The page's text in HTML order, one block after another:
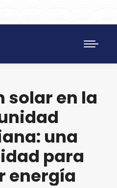
solar en la
una
para
energía